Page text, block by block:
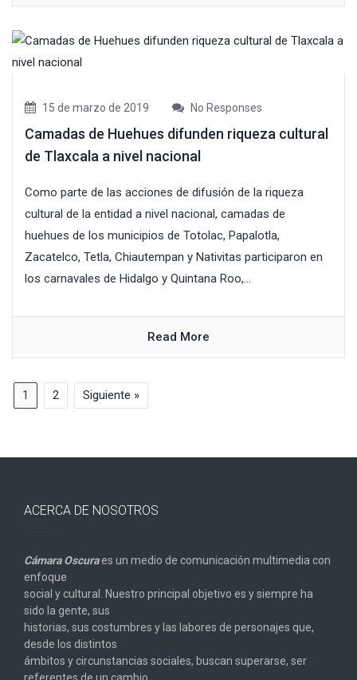
15 de marzo de 2019 No Responses
Camadas de Huehues difunden riqueza cultural
de Tlaxcala a nivel nacional
Como parte de las acciones de difusión de la riqueza
cultural de la entidad a nivel nacional, camadas de
huehues de los municipios de Totolac, Papalotla,
Zacatelco, Tetla, Chiautempan y Nativitas participaron en
los carnavales de Hidalgo y Quintana Roo,...
Read More
1 2 Siguiente »
ACERCA DE NOSOTROS
Cámara Oscuraes un medio de comunicación multimedia con
enfoque
social y cultural. Nuestro principal objetivo es y siempre ha
sido la gente, sus
historias, sus costumbres y las labores de personajes que,
desde los distintos
ámbitos y circunstancias sociales, buscan superarse, ser
referentes de un cambio